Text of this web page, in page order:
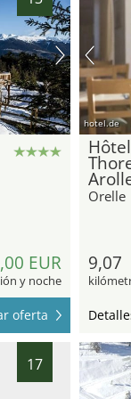
EUR
y noche
oferta
hotel.de
Orelle
9,07
17